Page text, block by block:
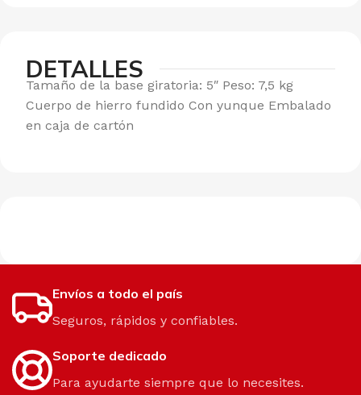
DETALLES
Tamaño de la base giratoria: 5″ Peso: 7,5 kg
Cuerpo de hierro fundido Con yunque Embalado
en caja de cartón
Envíos a todo el país
Seguros, rápidos y confiables.
Soporte dedicado
Para ayudarte siempre que lo necesites.